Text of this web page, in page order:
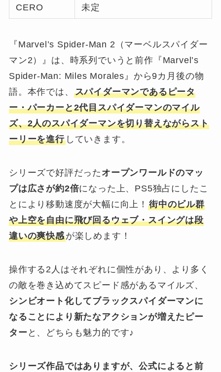
CERO 未定
『Marvel’s Spider-Man 2（マーベルスパイダー
マン2）』は、時系列でいうと前作『Marvel’s
Spider-Man: Miles Morales』から9カ月後の物
語。本作では、 スパイダーマンであるピータ
ー・パーカーと2代目スパイダーマンのマイル
ズ、2人のスパイダーマンを切り替えながらスト
ーリーを進行していきます。
シリーズで好評だった オープンワールドのマッ
プは広さが約2倍になった上、PS5独占にしたこ
とにより移動速度が大幅に向上！街中のビル群
や上空を自由に飛び回るウェブ・スイングは段
違いの爽快感が楽しめます！
操作する2人はそれぞれに個性があり、より多く
の敵を巻き込めてスピード感があるマイルズ、
シンビオート化してブラックスパイダーマンに
なることにより新たなアクションが増えたピー
ター と、どちらも魅力的です♪
シリーズ作品ではありますが、公式によると前